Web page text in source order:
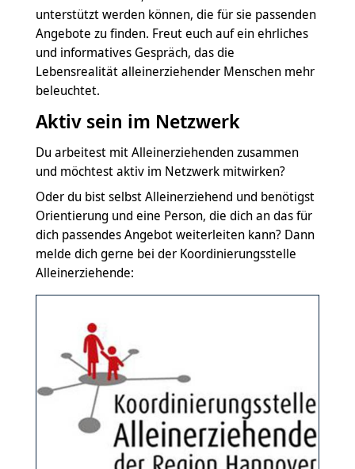
unterstützt werden können, die für sie passenden
Angebote zu finden. Freut euch auf ein ehrliches
und informatives Gespräch, das die
Lebensrealität alleinerziehender Menschen mehr
beleuchtet.
Aktiv sein im Netzwerk
Du arbeitest mit Alleinerziehenden zusammen
und möchtest aktiv im Netzwerk mitwirken?
Oder du bist selbst Alleinerziehend und benötigst
Orientierung und eine Person, die dich an das für
dich passendes Angebot weiterleiten kann? Dann
melde dich gerne bei der Koordinierungsstelle
Alleinerziehende: